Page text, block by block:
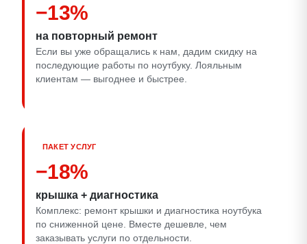
−13%
на повторный ремонт
Если вы уже обращались к нам, дадим скидку на
последующие работы по ноутбуку. Лояльным
клиентам — выгоднее и быстрее.
ПАКЕТ УСЛУГ
−18%
крышка + диагностика
Комплекс: ремонт крышки и диагностика ноутбука
по сниженной цене. Вместе дешевле, чем
заказывать услуги по отдельности.